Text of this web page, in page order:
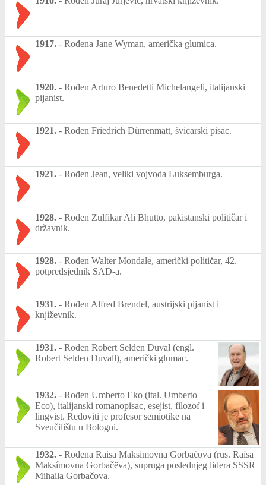
1917. - Rođena Jane Wyman, američka glumica.
1920. - Rođen Arturo Benedetti Michelangeli, italijanski
pijanist.
1921. - Rođen Friedrich Dürrenmatt, švicarski pisac.
1921. - Rođen Jean, veliki vojvoda Luksemburga.
1928. - Rođen Zulfikar Ali Bhutto, pakistanski političar i
državnik.
1928. - Rođen Walter Mondale, američki političar, 42.
potpredsjednik SAD-a.
1931. - Rođen Alfred Brendel, austrijski pijanist i
književnik.
1931. - Rođen Robert Selden Duval (engl.
Robert Selden Duvall), američki glumac.
1932. - Rođen Umberto Eko (ital. Umberto
Eco), italijanski romanopisac, esejist, filozof i
lingvist. Redoviti je profesor semiotike na
Sveučilištu u Bologni.
1932. - Rođena Raisa Maksimovna Gorbačova (rus. Raísa
Maksímovna Gorbačёva), supruga poslednjeg lidera SSSR
Mihaila Gorbačova.